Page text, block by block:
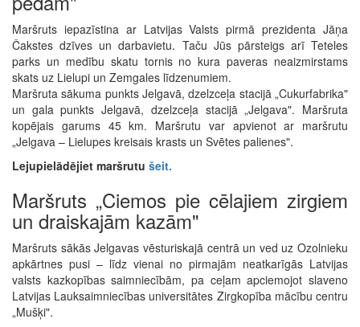
Maršruts iepazīstina ar Latvijas Valsts pirmā prezidenta Jāņa
Čakstes dzīves un darbavietu. Taču Jūs pārsteigs arī Teteles
parks un medību skatu tornis no kura paveras neaizmirstams
skats uz Lielupi un Zemgales līdzenumiem.
Maršruta sākuma punkts Jelgavā, dzelzceļa stacijā „Cukurfabrika"
un gala punkts Jelgavā, dzelzceļa stacijā „Jelgava". Maršruta
kopējais garums 45 km. Maršrutu var apvienot ar maršrutu
„Jelgava – Lielupes kreisais krasts un Svētes palienes".
Lejupielādējiet maršrutu šeit.
Maršruts „Ciemos pie cēlajiem zirgiem
un draiskajām kazām"
Maršruts sākās Jelgavas vēsturiskajā centrā un ved uz Ozolnieku
apkārtnes pusi – līdz vienai no pirmajām neatkarīgās Latvijas
valsts kazkopības saimniecībām, pa ceļam apciemojot slaveno
Latvijas Lauksaimniecības universitātes Zirgkopība mācību centru
„Mušķi".